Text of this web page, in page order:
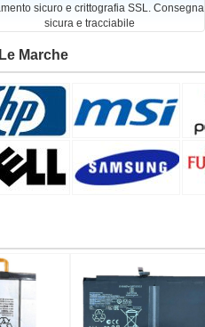
sicuro e crittografia SSL. Consegna
sicura e tracciabile
Marche